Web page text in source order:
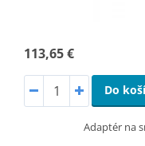
113,65 €
Do
Adaptér na